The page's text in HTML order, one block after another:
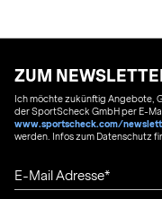
ZUM
Ich möchte zukünftig Angebote,
der SportScheck GmbH per E-
www.sportscheck.com/
werden. Infos zum Datenschutz
E-Mail Adresse